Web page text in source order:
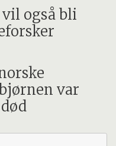
vil også bli
var